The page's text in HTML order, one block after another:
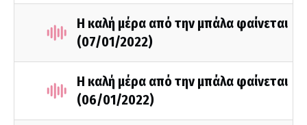
Η καλή μέρα από την μπάλα φαίνεται
(07/01/2022)
Η καλή μέρα από την μπάλα φαίνεται
(06/01/2022)